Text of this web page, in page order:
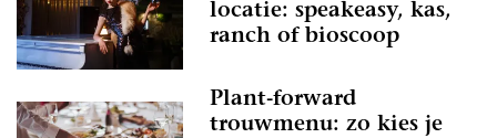
locatie: speakeasy, kas,
ranch of bioscoop
Plant-forward
trouwmenu: zo kies je